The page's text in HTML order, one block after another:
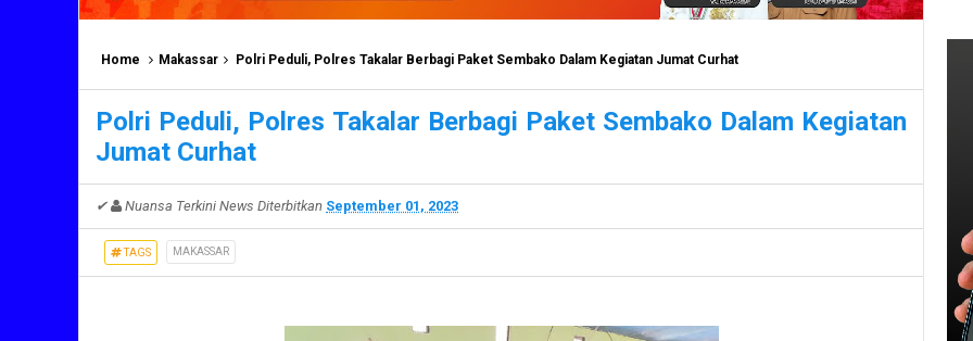
Home Makassar Polri Peduli, Polres Takalar Berbagi Paket Sembako Dalam Kegiatan Jumat Curhat
Polri Peduli, Polres Takalar Berbagi Paket Sembako Dalam Kegiatan
Jumat Curhat
✔ Nuansa Terkini News Diterbitkan September 01, 2023
TAGS MAKASSAR